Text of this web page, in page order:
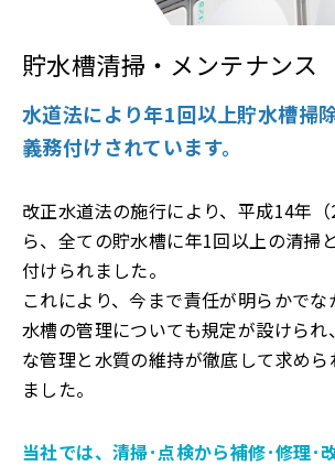
貯水槽清掃・メンテナンス
水道法により年1回以上貯水槽掃
義務付けされています。
改正水道法の施行により、平成14年
ら、全ての貯水槽に年1回以上の清掃
付けられました。
これにより、今まで責任が明らかで
水槽の管理についても規定が設けら
な管理と水質の維持が徹底して求めら
ました。
当社では、清掃･点検から補修･修理･